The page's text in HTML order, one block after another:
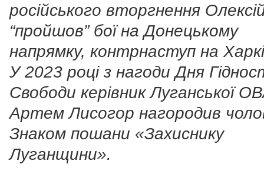
російського вторгнення
“пройшов” бої на Донецькому
напрямку, контрнаступ на
У 2023 році з нагоди Дня
Свободи керівник Луганської
Артем Лисогор нагородив
Знаком пошани «Захиснику
Луганщини».